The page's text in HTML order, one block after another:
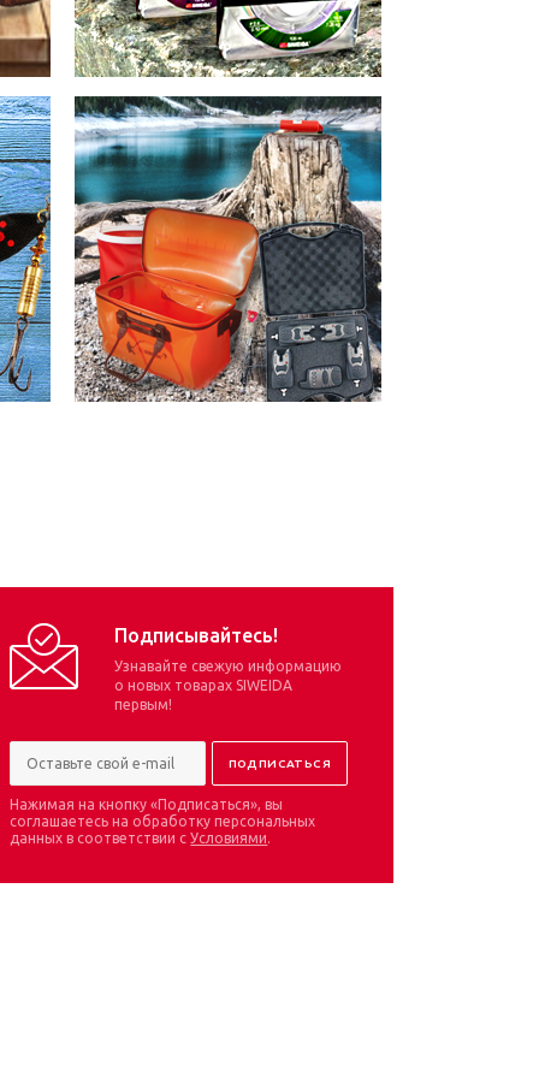
Подписывайтесь!
Узнавайте свежую информацию
о новых товарах SIWEIDA
первым!
Нажимая на кнопку «Подписаться», вы
соглашаетесь на обработку персональных
данных в соответствии сУсловиями.